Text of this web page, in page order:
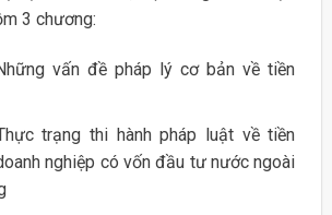
3 chương:
vấn đề pháp lý cơ bản về tiền
trạng thi hành pháp luật về tiền
nghiệp có vốn đầu tư nước ngoài